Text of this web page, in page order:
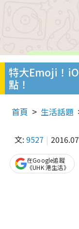
特大Emoji！
點！
首頁 生活話題
文: 9527
在Google追蹤
《UHK 港生活》